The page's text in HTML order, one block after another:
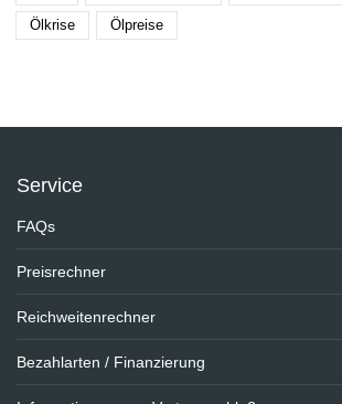
Ölkrise Ölpreise
Service
FAQs
Preisrechner
Reichweitenrechner
Bezahlarten / Finanzierung